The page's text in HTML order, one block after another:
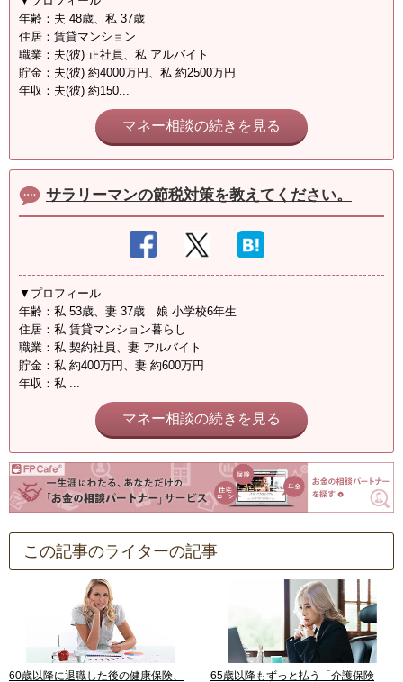
年齢：夫 48歳、私 37歳
住居：賃貸マンション
職業：夫(彼) 正社員、私 アルバイト
貯金：夫(彼) 約4000万円、私 約2500万円
年収：夫(彼) 約150...
マネー相談の続きを見る
サラリーマンの節税対策を教えてください。
▼プロフィール
年齢：私 53歳、妻 37歳 娘 小学校6年生
住居：私 賃貸マンション暮らし
職業：私 契約社員、妻 アルバイト
貯金：私 約400万円、妻 約600万円
年収：私 ...
マネー相談の続きを見る
この記事のライターの記事
60歳以降に退職した後の健康保険、
65歳以降もずっと払う「介護保険